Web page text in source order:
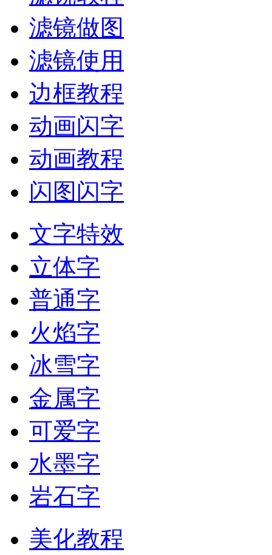
滤镜做图
滤镜使用
边框教程
动画闪字
动画教程
闪图闪字
文字特效
立体字
普通字
火焰字
冰雪字
金属字
可爱字
水墨字
岩石字
美化教程